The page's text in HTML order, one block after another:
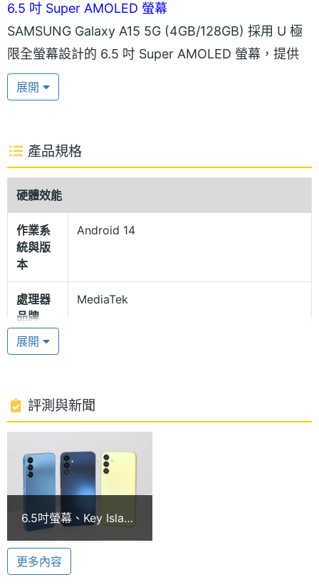
6.5 吋 Super AMOLED 螢幕
SAMSUNG Galaxy A15 5G (4GB/128GB) 採用 U 極
限全螢幕設計的 6.5 吋 Super AMOLED 螢幕，提供
FHD+ 解析度與 90Hz 螢幕更新率，可確保清晰的顯
示效果，以及流暢的操作體驗，且螢幕最大亮度可達
Key Island 按鍵島
SAMSUNG Galaxy A15 5G (4GB/128GB) 導入全新的
Key Island 按鍵島，透過凸型按鍵區塊新設計，強調
帶來更好的盲操作體驗。機身主視覺延續前一代風
格，維持孤島式鏡頭排列，提供「藏藍黑」、「幻光
黃」與「穹天藍」顏色款式。
聯發科天璣 6100+
SAMSUNG Galaxy A15 5G (4GB/128GB) 運行
心處理器，內建 4GB RAM / 128GB ROM，配備
Nano SIM 三選二卡槽，可透過 microSD 記憶卡擴充
NFC。續航方面，配備 5,000mAh 電池，採用 USB
Type-C 規格，支援 25W 快充。
5,000 萬畫素三鏡頭
SAMSUNG Galaxy A15 5G (4GB/128GB) 後置三顆鏡
頭，分別為 5,000 萬畫素主鏡頭 + 500 萬畫素超廣角
展開
產品規格
硬體效能
作業系
統與版
本
Android 14
處理器
品牌
MediaTek
處理器
處理器
時脈
2.2+2 GHz
處理器
核心數
8
理器
Mali-G57 MC2
RAM記
憶體
展開
評測與新聞
6.5吋螢幕、Key Island
設計！三星A15 5G手
機開箱
更多內容